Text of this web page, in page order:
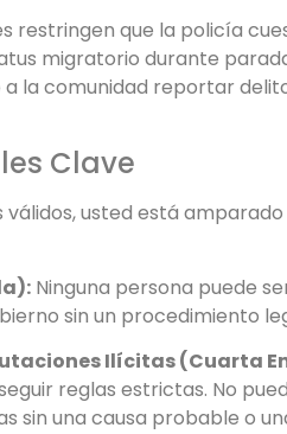
restringen que la policía
migratorio durante
la comunidad reportar
Clave
usted está
Ninguna persona puede
sin un procedimiento
Ilícitas (Cuarta
reglas estrictas. No
sin una causa probable o